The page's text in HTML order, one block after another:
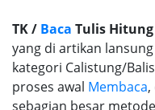
TK / Baca Tulis Hitung
yang di artikan
kategori Calistung/
proses awal Membaca
sebagian besar